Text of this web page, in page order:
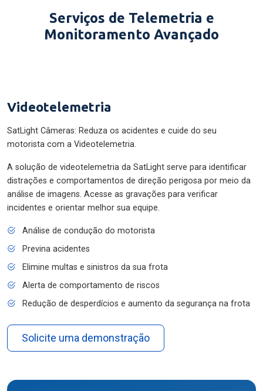
Serviços de Telemetria e
Monitoramento Avançado
Videotelemetria
SatLight Câmeras: Reduza os acidentes e cuide do seu
motorista com a Videotelemetria.
A solução de videotelemetria da SatLight serve para identificar
distrações e comportamentos de direção perigosa por meio da
análise de imagens. Acesse as gravações para verificar
incidentes e orientar melhor sua equipe.
Análise de condução do motorista
Previna acidentes
Elimine multas e sinistros da sua frota
Alerta de comportamento de riscos
Redução de desperdícios e aumento da segurança na frota
Solicite uma demonstração